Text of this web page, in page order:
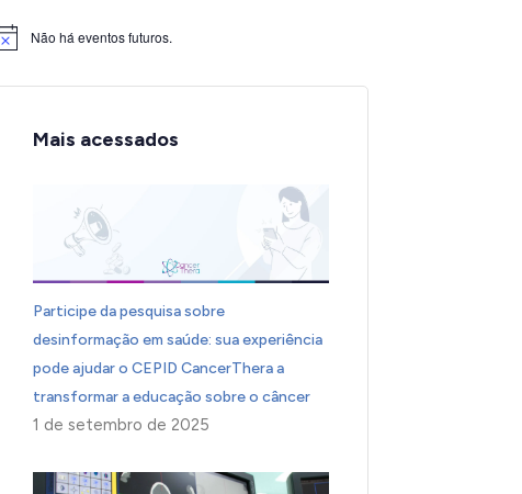
Notice Não há eventos futuros.
Mais acessados
Participe da pesquisa sobre
desinformação em saúde: sua experiência
pode ajudar o CEPID CancerThera a
transformar a educação sobre o câncer
1 de setembro de 2025